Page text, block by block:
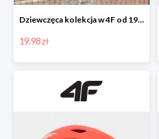
Dziewczęca kolekcja w 4F od 19,99 zł
19.98 zł